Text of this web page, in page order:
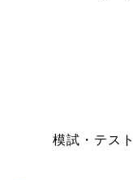
模試・テス